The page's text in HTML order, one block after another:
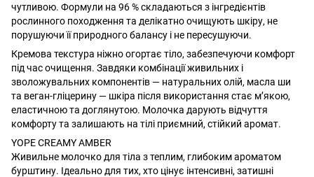
чутливою. Формули на 96 % складаються з інгредієнтів
рослинного походження та делікатно очищують шкіру, не
порушуючи її природного балансу і не пересушуючи.
Кремова текстура ніжно огортає тіло, забезпечуючи комфорт
під час очищення. Завдяки комбінації живильних і
зволожувальних компонентів — натуральних олій, масла ши
та веган-гліцерину — шкіра після використання стає м’якою,
еластичною та доглянутою. Молочка дарують відчуття
комфорту та залишають на тілі приємний, стійкий аромат.
YOPE CREAMY AMBER
Живильне молочко для тіла з теплим, глибоким ароматом
бурштину. Ідеально для тих, хто цінує інтенсивні, затишні